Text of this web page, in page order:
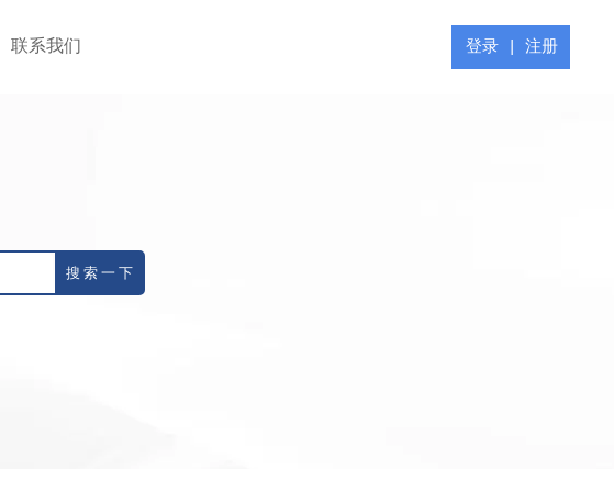
联系我们 登录 | 注册
搜 索 一 下